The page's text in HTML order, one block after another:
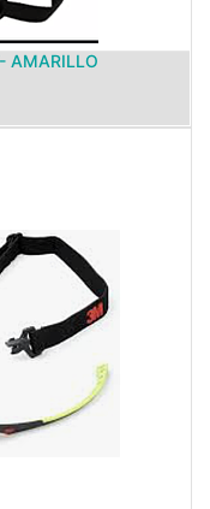
AMARILLO